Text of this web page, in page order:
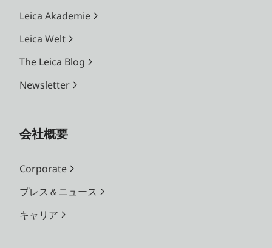
Leica Akademie
Leica Welt
The Leica Blog
Newsletter
会社概要
Corporate
プレス＆ニュース
キャリア